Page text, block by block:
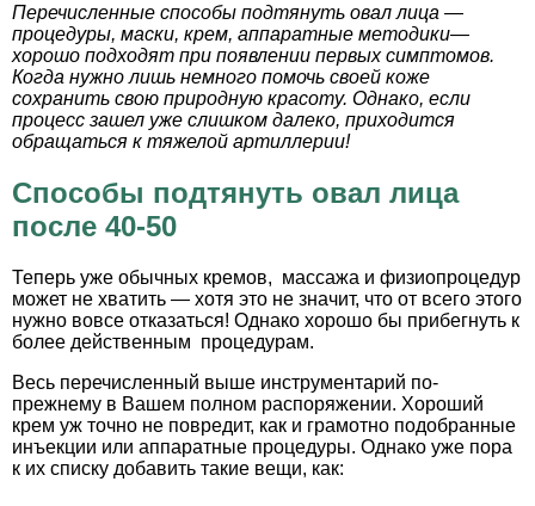
Перечисленные способы подтянуть овал лица —
процедуры, маски, крем, аппаратные методики—
хорошо подходят при появлении первых симптомов.
Когда нужно лишь немного помочь своей коже
сохранить свою природную красоту. Однако, если
процесс зашел уже слишком далеко, приходится
обращаться к тяжелой артиллерии!
Способы подтянуть овал лица
после 40-50
Теперь уже обычных кремов, массажа и физиопроцедур
может не хватить — хотя это не значит, что от всего этого
нужно вовсе отказаться! Однако хорошо бы прибегнуть к
более действенным процедурам.
Весь перечисленный выше инструментарий по-
прежнему в Вашем полном распоряжении. Хороший
крем уж точно не повредит, как и грамотно подобранные
инъекции или аппаратные процедуры. Однако уже пора
к их списку добавить такие вещи, как: